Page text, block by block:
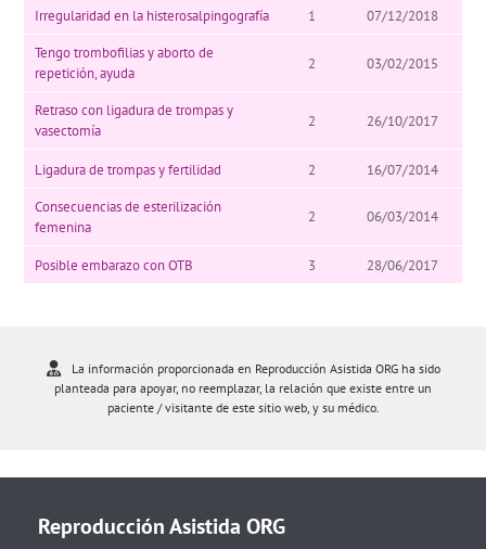
Irregularidad en la histerosalpingografía 1
07/12/2018
Tengo trombofilias y aborto de
repetición, ayuda
2 03/02/2015
Retraso con ligadura de trompas y
vasectomía
2 26/10/2017
Ligadura de trompas y fertilidad 2
16/07/2014
Consecuencias de esterilización
femenina
2 06/03/2014
Posible embarazo con OTB 3 28/06/2017
La información proporcionada en Reproducción Asistida ORG ha sido
planteada para apoyar, no reemplazar, la relación que existe entre un
paciente / visitante de este sitio web, y su médico.
Reproducción Asistida ORG